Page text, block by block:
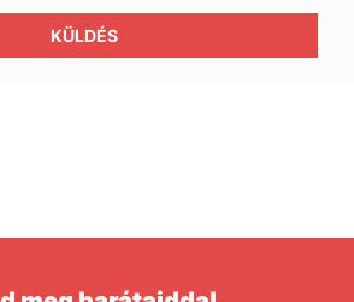
KÜLDÉS